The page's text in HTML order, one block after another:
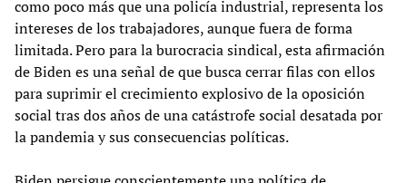
como poco más que una policía industrial, representa los
intereses de los trabajadores, aunque fuera de forma
limitada. Pero para la burocracia sindical, esta afirmación
de Biden es una señal de que busca cerrar filas con ellos
para suprimir el crecimiento explosivo de la oposición
social tras dos años de una catástrofe social desatada por
la pandemia y sus consecuencias políticas.